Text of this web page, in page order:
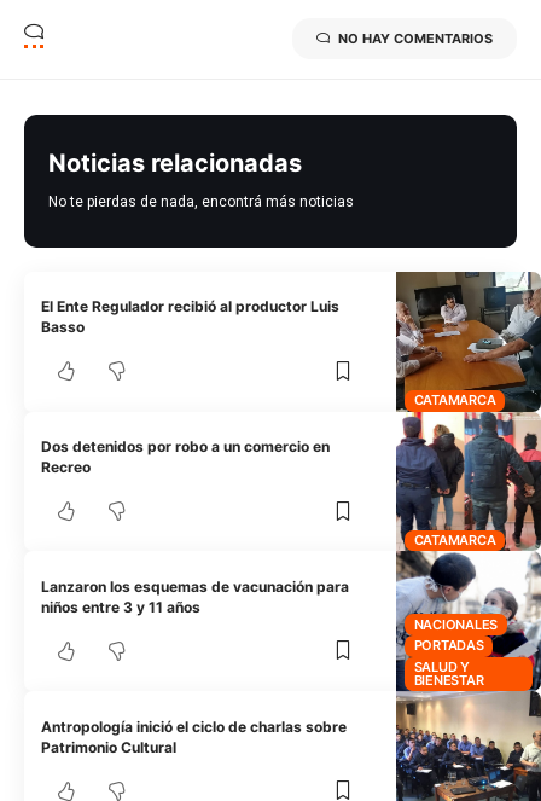
NO HAY COMENTARIOS
Noticias relacionadas
No te pierdas de nada, encontrá más noticias
CATAMARCA
El Ente Regulador recibió al productor Luis
Basso
CATAMARCA
Dos detenidos por robo a un comercio en
Recreo
NACIONALES
PORTADAS
SALUD Y
BIENESTAR
Lanzaron los esquemas de vacunación para
niños entre 3 y 11 años
Antropología inició el ciclo de charlas sobre
Patrimonio Cultural